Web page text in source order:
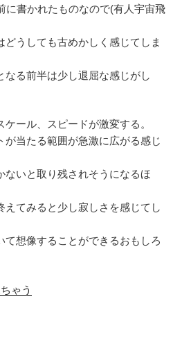
に書かれたものなので(有人宇宙飛
どうしても古めかしく感じてしま
なる前半は少し退屈な感じがし
ール、スピードが激変する。
が当たる範囲が急激に広がる感じ
ないと取り残されそうになるほ
えてみると少し寂しさを感じてし
て想像することができるおもしろ
ゃう